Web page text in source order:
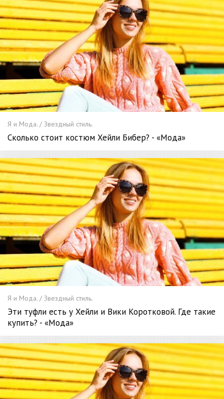
Я и Мода. / Звездный стиль.
Сколько стоит костюм Хейли Бибер? - «Мода»
Я и Мода. / Звездный стиль.
Эти туфли есть у Хейли и Вики Коротковой. Где такие
купить? - «Мода»